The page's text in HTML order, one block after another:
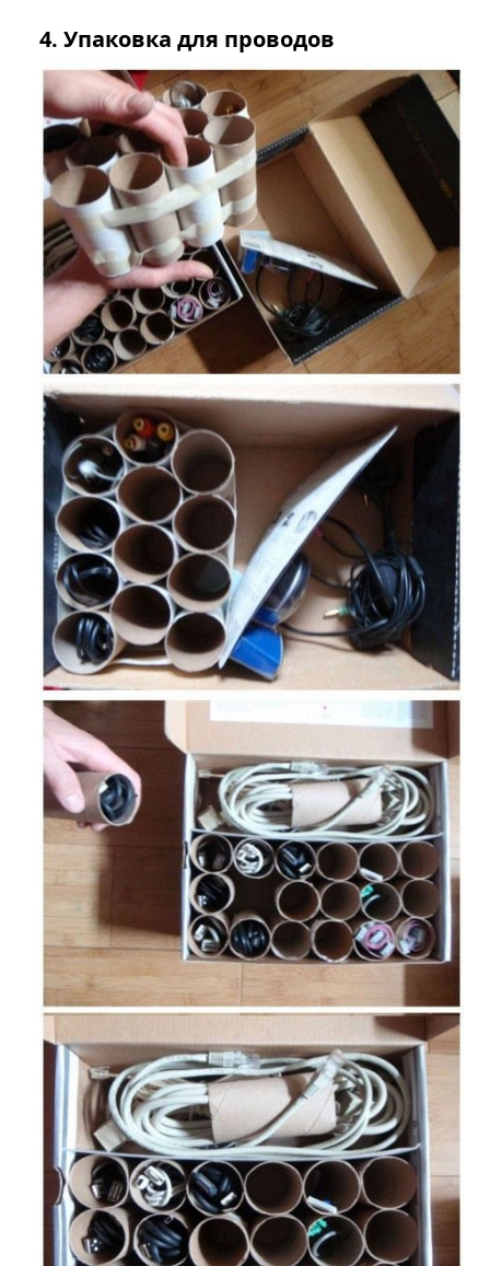
4. Упаковка для проводов